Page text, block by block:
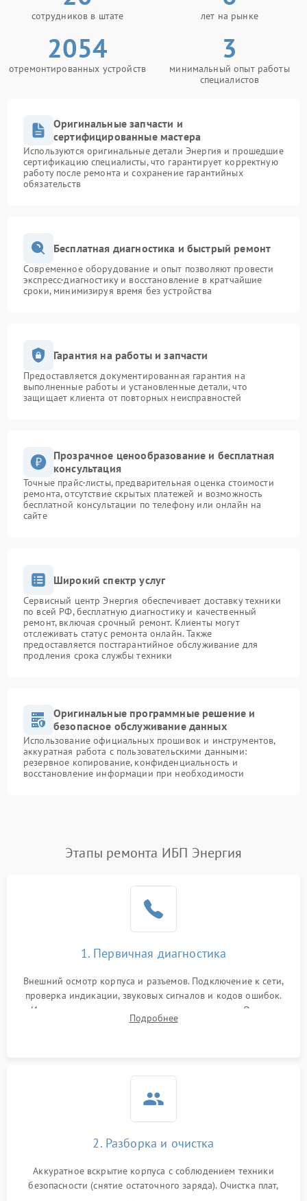
сотрудников в штате лет на рынке
2054
отремонтированных устройств
3
минимальный опыт работы
специалистов
Оригинальные запчасти и
сертифицированные мастера
Используются оригинальные детали Энергия и прошедшие
сертификацию специалисты, что гарантирует корректную
работу после ремонта и сохранение гарантийных
обязательств
Бесплатная диагностика и быстрый ремонт
Современное оборудование и опыт позволяют провести
экспресс-диагностику и восстановление в кратчайшие
сроки, минимизируя время без устройства
Гарантия на работы и запчасти
Предоставляется документированная гарантия на
выполненные работы и установленные детали, что
защищает клиента от повторных неисправностей
Прозрачное ценообразование и бесплатная
консультация
Точные прайс-листы, предварительная оценка стоимости
ремонта, отсутствие скрытых платежей и возможность
бесплатной консультации по телефону или онлайн на
сайте
Широкий спектр услуг
Сервисный центр Энергия обеспечивает доставку техники
по всей РФ, бесплатную диагностику и качественный
ремонт, включая срочный ремонт. Клиенты могут
отслеживать статус ремонта онлайн. Также
предоставляется постгарантийное обслуживание для
продления срока службы техники
Оригинальные программные решение и
безопасное обслуживание данных
Использование официальных прошивок и инструментов,
аккуратная работа с пользовательскими данными:
резервное копирование, конфиденциальность и
восстановление информации при необходимости
Этапы ремонта ИБП Энергия
1. Первичная диагностика
Внешний осмотр корпуса и разъемов. Подключение к сети,
проверка индикации, звуковых сигналов и кодов ошибок.
Измерение входного и выходного напряжения. Оценка
реакции ИБП на отключение основного питания без
Подробнее
2. Разборка и очистка
Аккуратное вскрытие корпуса с соблюдением техники
безопасности (снятие остаточного заряда). Очистка плат,